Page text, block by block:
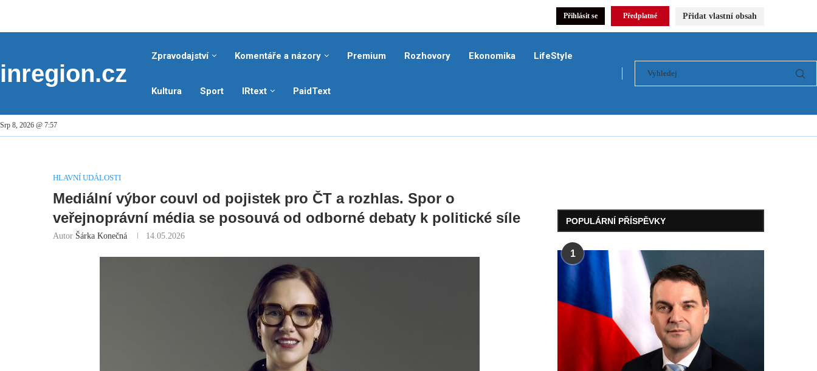
Přihlásit se Předplatné Přidat vlastní obsah
inregion.cz
Zpravodajství Komentáře a názory Premium Rozhovory Ekonomika LifeStyle
Kultura Sport IRtext PaidText
Srp 8, 2026 @ 7:57
HLAVNÍ UDÁLOSTI
Mediální výbor couvl od pojistek pro ČT a rozhlas. Spor o
veřejnoprávní média se posouvá od odborné debaty k politické síle
Autor Šárka Konečná 14.05.2026
POPULÁRNÍ PŘÍSPĚVKY
1